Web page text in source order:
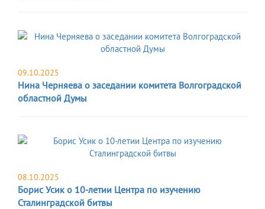
09.10.2025
Нина Черняева о заседании комитета Волгоградской
областной Думы
08.10.2025
Борис Усик о 10-летии Центра по изучению
Сталинградской битвы